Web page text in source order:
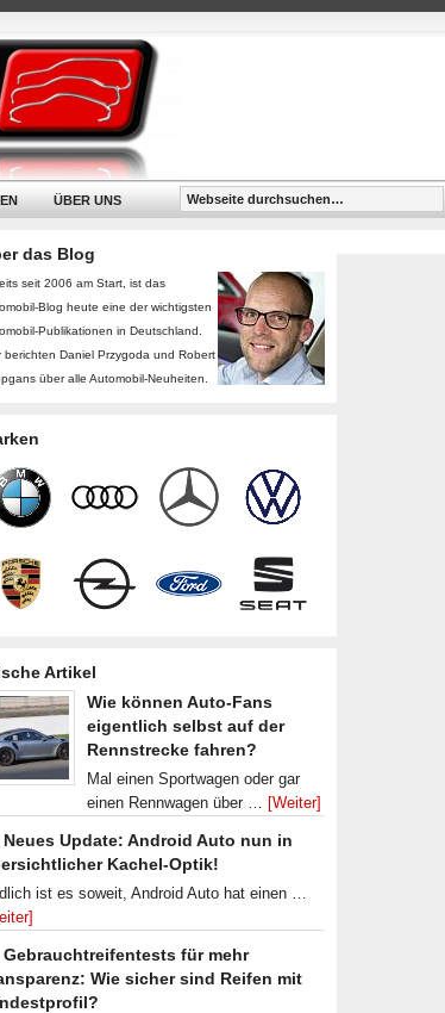
ÜBER UNS
das Blog
seit 2006 am Start, ist das
Blog heute eine der wichtigsten
Publikationen in Deutschland.
berichten Daniel Przygoda und Robert
über alle Automobil-Neuheiten.
Artikel
Wie können Auto-Fans
eigentlich selbst auf der
Rennstrecke fahren?
Mal einen Sportwagen oder gar
einen Rennwagen über … [Weiter]
Neues Update: Android Auto nun in
Kachel-Optik!
ist es soweit, Android Auto hat einen …
Gebrauchtreifentests für mehr
Wie sicher sind Reifen mit